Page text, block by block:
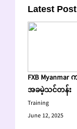
Latest
FXB
အခမဲ့သင်တန်း
Training
June 12, 2025